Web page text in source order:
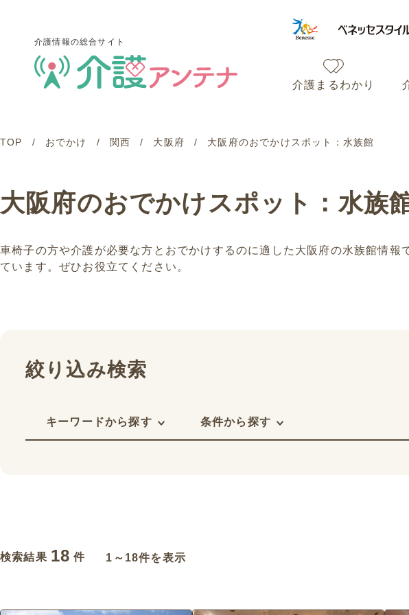
介護情報の総合サイト
介護まるわかり
介護情報の総合サイト
介護まるわかり
TOP おでかけ 関西 大阪府 大阪府のおでかけスポット：水族館
大阪府のおでかけスポット：水族
車椅子の方や介護が必要な方とおでかけするのに適した大阪府の水族館情
ています。ぜひお役立てください。
絞り込み検索
キーワードから探す 条件から探す
検索結果 18 件 1～18件を表示